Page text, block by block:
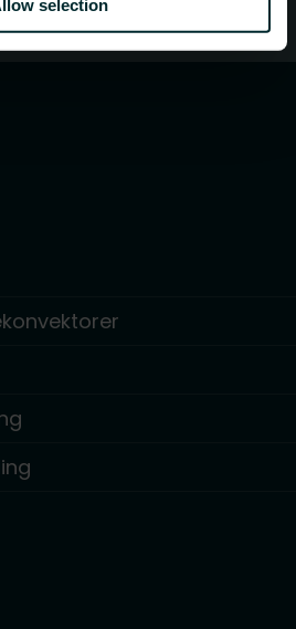
selection